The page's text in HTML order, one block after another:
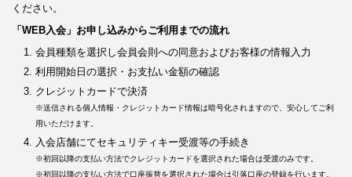
ください。
「WEB入会」お申し込みからご利用までの流れ
会員種類を選択し会員会則への同意およびお客様の情報入力
利用開始日の選択・お支払い金額の確認
クレジットカードで決済
※送信される個人情報・クレジットカード情報は暗号化されますので、安心してご利
用いただけます。
入会店舗にてセキュリティキー受渡等の手続き
※初回以降の支払い方法でクレジットカードを選択された場合は受渡のみです。
※初回以降の支払い方法で口座振替を選択された場合は引落口座の登録を行います。